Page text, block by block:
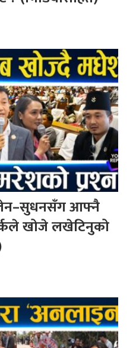
आफ्नै
खोजे लखेटिनुको